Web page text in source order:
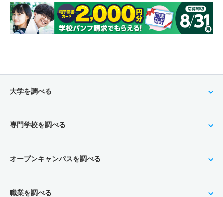
大学を調べる
専門学校を調べる
オープンキャンパスを調べる
職業を調べる